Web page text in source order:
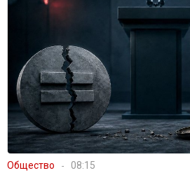
Общество 08:15